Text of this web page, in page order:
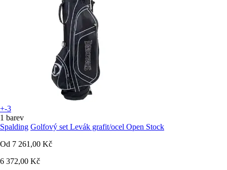
+-3
1 barev
Spalding Golfový set Levák grafit/ocel Open Stock
Od 7 261,00 Kč
6 372,00 Kč